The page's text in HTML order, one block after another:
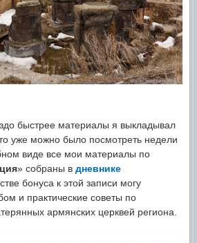
быстрее материалы я выкладывал
уже можно было посмотреть недели
виде все мои материалы по
» собраны в дневнике
бонуса к этой записи могу
и практические советы по
армянских церквей региона.